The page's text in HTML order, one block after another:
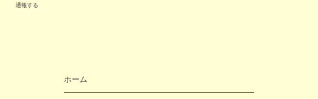
通報する
ホーム